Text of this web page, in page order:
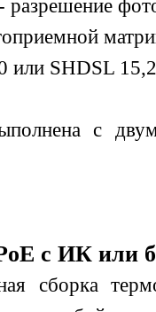
разрешение
или SHDSL
с
с ИК или
сборка